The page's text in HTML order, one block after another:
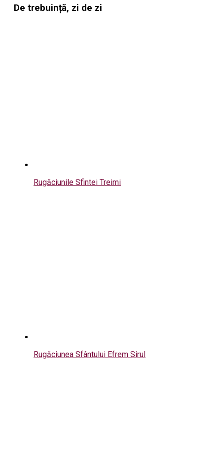
De trebuință, zi de zi
Rugăciunile Sfintei Treimi
Rugăciunea Sfântului Efrem Sirul